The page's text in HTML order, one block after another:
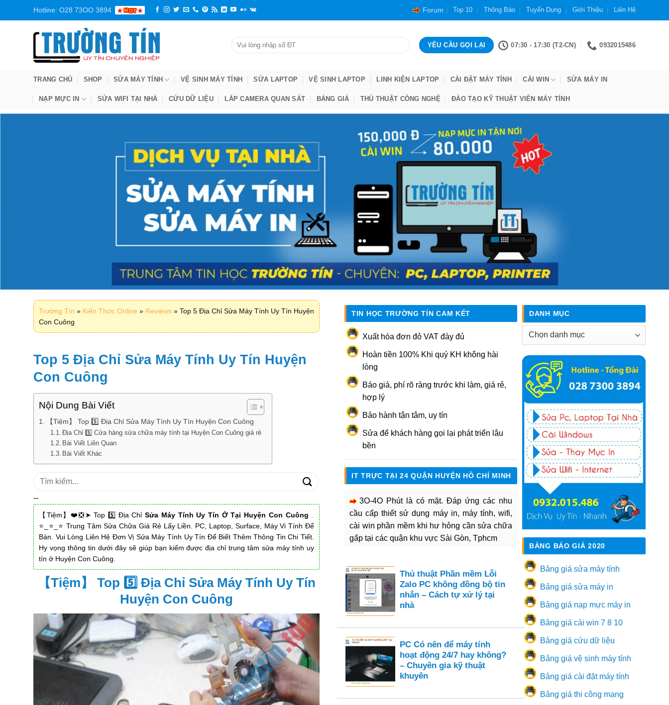
Hotline: O28 73OO 3894 Forum Top 10 Thông Báo Tuyển Dụng Giới Thiệu Liên Hệ
07:30 - 17:30 (T2-CN) 0932015486
TRANG CHỦ SHOP SỬA MÁY TÍNH VỆ SINH MÁY TÍNH SỬA LAPTOP VỆ SINH LAPTOP LINH KIỆN LAPTOP CÀI ĐẶT MÁY TÍNH CÀI WIN SỬA MÁY IN
NẠP MỰC IN SỬA WIFI TẠI NHÀ CỨU DỮ LIỆU LẮP CAMERA QUAN SÁT BẢNG GIÁ THỦ THUẬT CÔNG NGHỆ ĐÀO TẠO KỸ THUẬT VIÊN MÁY TÍNH
Trường Tín » Kiến Thức Online » Reviews » Top 5 Địa Chỉ Sửa Máy Tính Uy Tín Huyện
Con Cuông
Top 5 Địa Chỉ Sửa Máy Tính Uy Tín Huyện
Con Cuông
Nội Dung Bài Viết
【Tiệm】 Top 5️⃣️ Địa Chỉ Sửa Máy Tính Uy Tín Huyện Con Cuông
Địa Chỉ 5️⃣ Cửa hàng sửa chữa máy tính tại Huyện Con Cuông giá rẻ
Bài Viết Liên Quan
Bài Viết Khác
Tìm
--
【Tiệm】❤️❎➤ Top 5️⃣️ Địa ChỉSửa Máy Tính Uy Tín Ở Tại Huyện Con Cuông
⭐_⭐_⭐ Trung Tâm Sửa Chữa Giá Rẻ Lấy Liền. PC, Laptop, Surface, Máy Vi Tính Để
Bàn. Vui Lòng Liên Hệ Đơn Vị Sửa Máy Tính Uy Tín Để Biết Thêm Thông Tin Chi Tiết.
Hy vọng thông tin dưới đây sẽ giúp bạn kiếm được địa chỉ trung tâm sửa máy tính uy
tín ở Huyện Con Cuông.
【Tiệm】 Top 5️⃣️ Địa Chỉ Sửa Máy Tính Uy Tín
Huyện Con Cuông
TIN HỌC TRƯỜNG TÍN CAM KẾT
Xuất hóa đơn đỏ VAT đày đủ
Hoàn tiền 100% Khi quý KH không hài
lòng
Báo giá, phí rõ ràng trước khi làm, giá rẻ,
hợp lý
Bảo hành tận tâm, uy tín
Sửa để khách hàng gọi lại phát triển lâu
bền
IT TRỰC TẠI 24 QUẬN HUYỆN HỒ CHÍ MINH
3O-4O Phút là có mặt. Đáp ứng các nhu
cầu cấp thiết sử dụng máy in, máy tính, wifi,
cài win phần mềm khi hư hỏng cần sửa chữa
gấp tại các quận khu vực Sài Gòn, Tphcm
Thủ thuật Phần mềm Lỗi
Zalo PC không đồng bộ tin
nhắn – Cách tự xử lý tại
nhà
PC Có nên để máy tính
hoạt động 24/7 hay không?
– Chuyên gia kỹ thuật
khuyên
DANH MỤC
Danh
BẢNG BÁO GIÁ 2020
Bảng giá sửa máy tính
Bảng giá sửa máy in
Bảng giá nạp mực máy in
Bảng giá cài win 7 8 10
Bảng giá cứu dữ liệu
Bảng giá vệ sinh máy tính
Bảng giá cài đặt máy tính
Bảng giá thi công mạng